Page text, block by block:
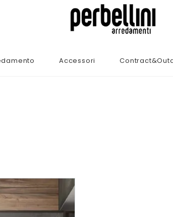
Accessori